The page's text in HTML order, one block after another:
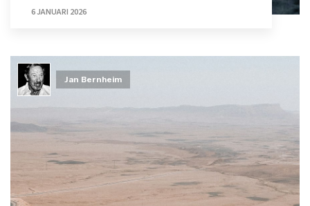
6 JANUARI 2026
Jan Bernheim